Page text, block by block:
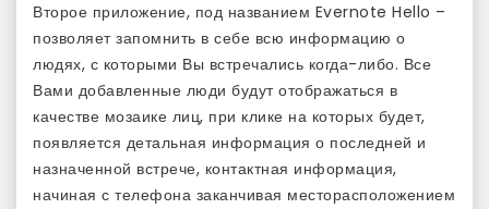
Второе приложение, под названием Evernote Hello –
позволяет запомнить в себе всю информацию о
людях, с которыми Вы встречались когда-либо. Все
Вами добавленные люди будут отображаться в
качестве мозаике лиц, при клике на которых будет,
появляется детальная информация о последней и
назначенной встрече, контактная информация,
начиная с телефона заканчивая месторасположением